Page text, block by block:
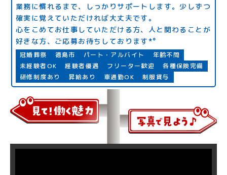
業務に慣れるまで、しっかりサポートします。少しずつ
確実に覚えていただければ大丈夫です。
心をこめてお仕事していただける方、人と関わることが
好きな方、ご応募お待ちしております*°
冠婚葬祭 徳島市 パート・アルバイト
年齢不問
未経験者OK
経験者優遇 フリーター歓迎
各種保険完備
研修制度あり
昇給あり 車通勤OK 制服貸与